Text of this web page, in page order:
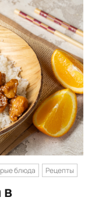
блюда Рецепты
в